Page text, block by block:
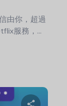
由你，超過
服務，...
文